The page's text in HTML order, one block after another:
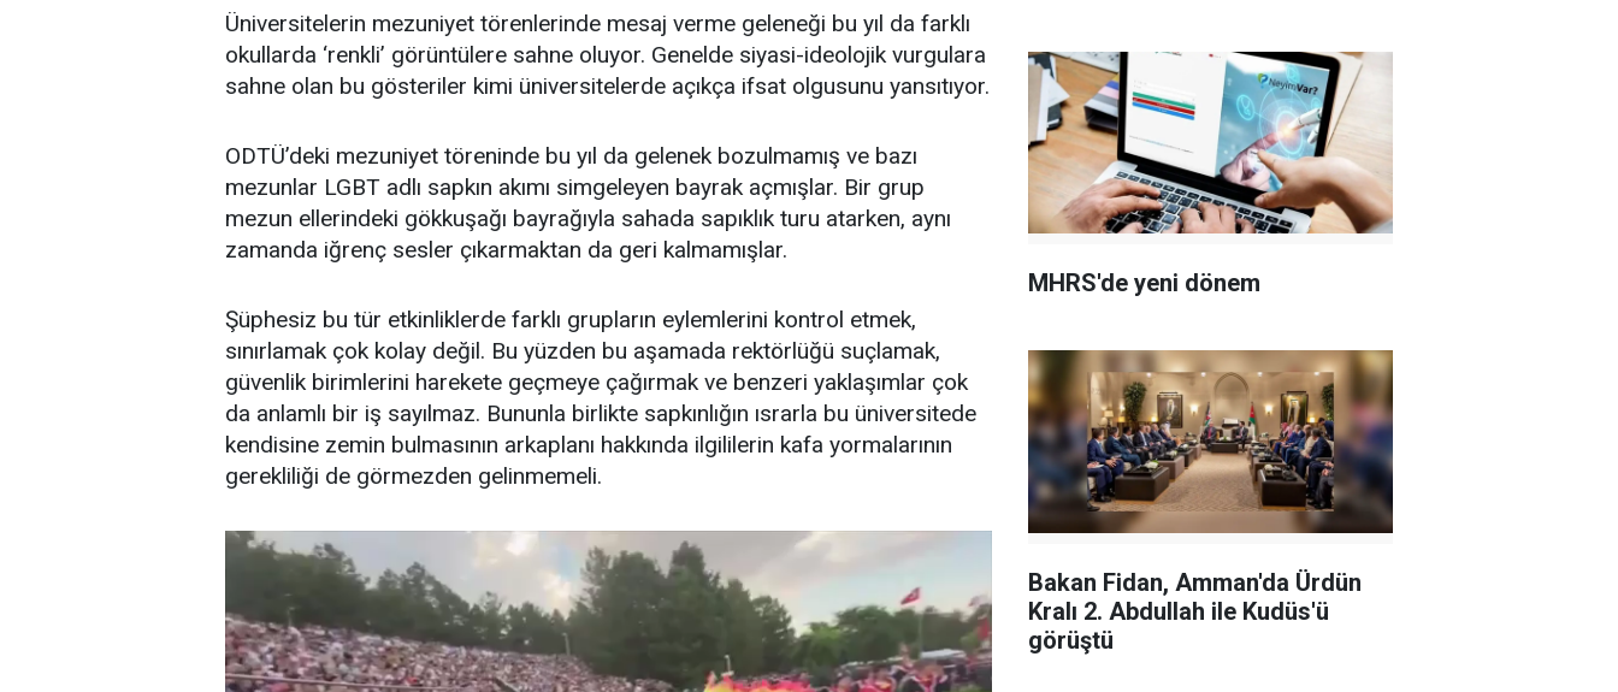
Üniversitelerin mezuniyet törenlerinde mesaj verme geleneği bu yıl da farklı
okullarda ‘renkli’ görüntülere sahne oluyor. Genelde siyasi-ideolojik vurgulara
sahne olan bu gösteriler kimi üniversitelerde açıkça ifsat olgusunu yansıtıyor.
ODTÜ’deki mezuniyet töreninde bu yıl da gelenek bozulmamış ve bazı
mezunlar LGBT adlı sapkın akımı simgeleyen bayrak açmışlar. Bir grup
mezun ellerindeki gökkuşağı bayrağıyla sahada sapıklık turu atarken, aynı
zamanda iğrenç sesler çıkarmaktan da geri kalmamışlar.
Şüphesiz bu tür etkinliklerde farklı grupların eylemlerini kontrol etmek,
sınırlamak çok kolay değil. Bu yüzden bu aşamada rektörlüğü suçlamak,
güvenlik birimlerini harekete geçmeye çağırmak ve benzeri yaklaşımlar çok
da anlamlı bir iş sayılmaz. Bununla birlikte sapkınlığın ısrarla bu üniversitede
kendisine zemin bulmasının arkaplanı hakkında ilgililerin kafa yormalarının
gerekliliği de görmezden gelinmemeli.
MHRS'de yeni dönem
Bakan Fidan, Amman'da Ürdün
Kralı 2. Abdullah ile Kudüs'ü
görüştü